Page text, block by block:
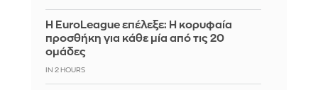
Η EuroLeague επέλεξε: Η κορυφαία
προσθήκη για κάθε μία από τις 20
ομάδες
IN 2 HOURS